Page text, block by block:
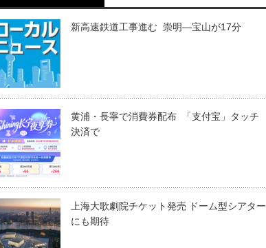
新高速鉄道工事進む 崇明―宝山が17分
黄浦・長寧で消費券配布 「支付宝」タッチ
決済で
上海大歌劇院チケット発売 ドーム型シアター
にも期待